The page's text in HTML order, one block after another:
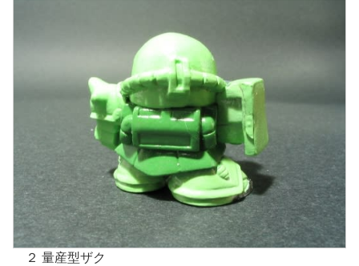
２ 量産型ザク